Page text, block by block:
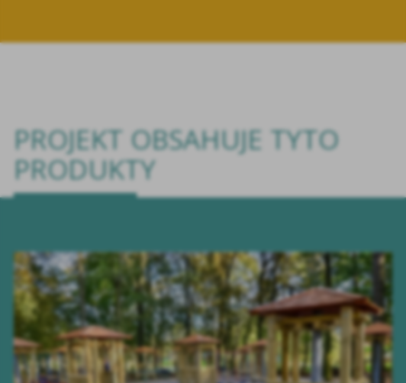
PROJEKT OBSAHUJE TYTO
PRODUKTY